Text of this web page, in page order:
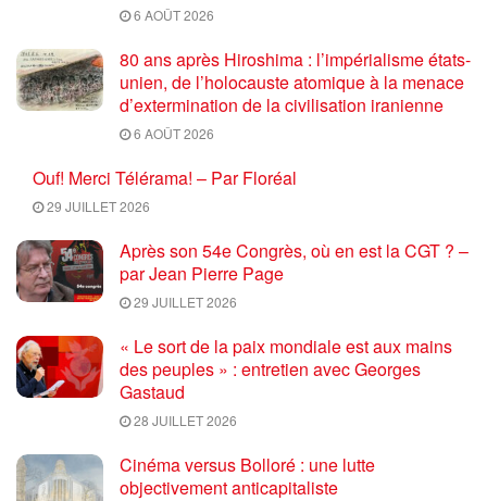
6 AOÛT 2026
80 ans après Hiroshima : l’impérialisme états-
unien, de l’holocauste atomique à la menace
d’extermination de la civilisation iranienne
6 AOÛT 2026
Ouf! Merci Télérama! – Par Floréal
29 JUILLET 2026
Après son 54e Congrès, où en est la CGT ? –
par Jean Pierre Page
29 JUILLET 2026
« Le sort de la paix mondiale est aux mains
des peuples » : entretien avec Georges
Gastaud
28 JUILLET 2026
Cinéma versus Bolloré : une lutte
objectivement anticapitaliste